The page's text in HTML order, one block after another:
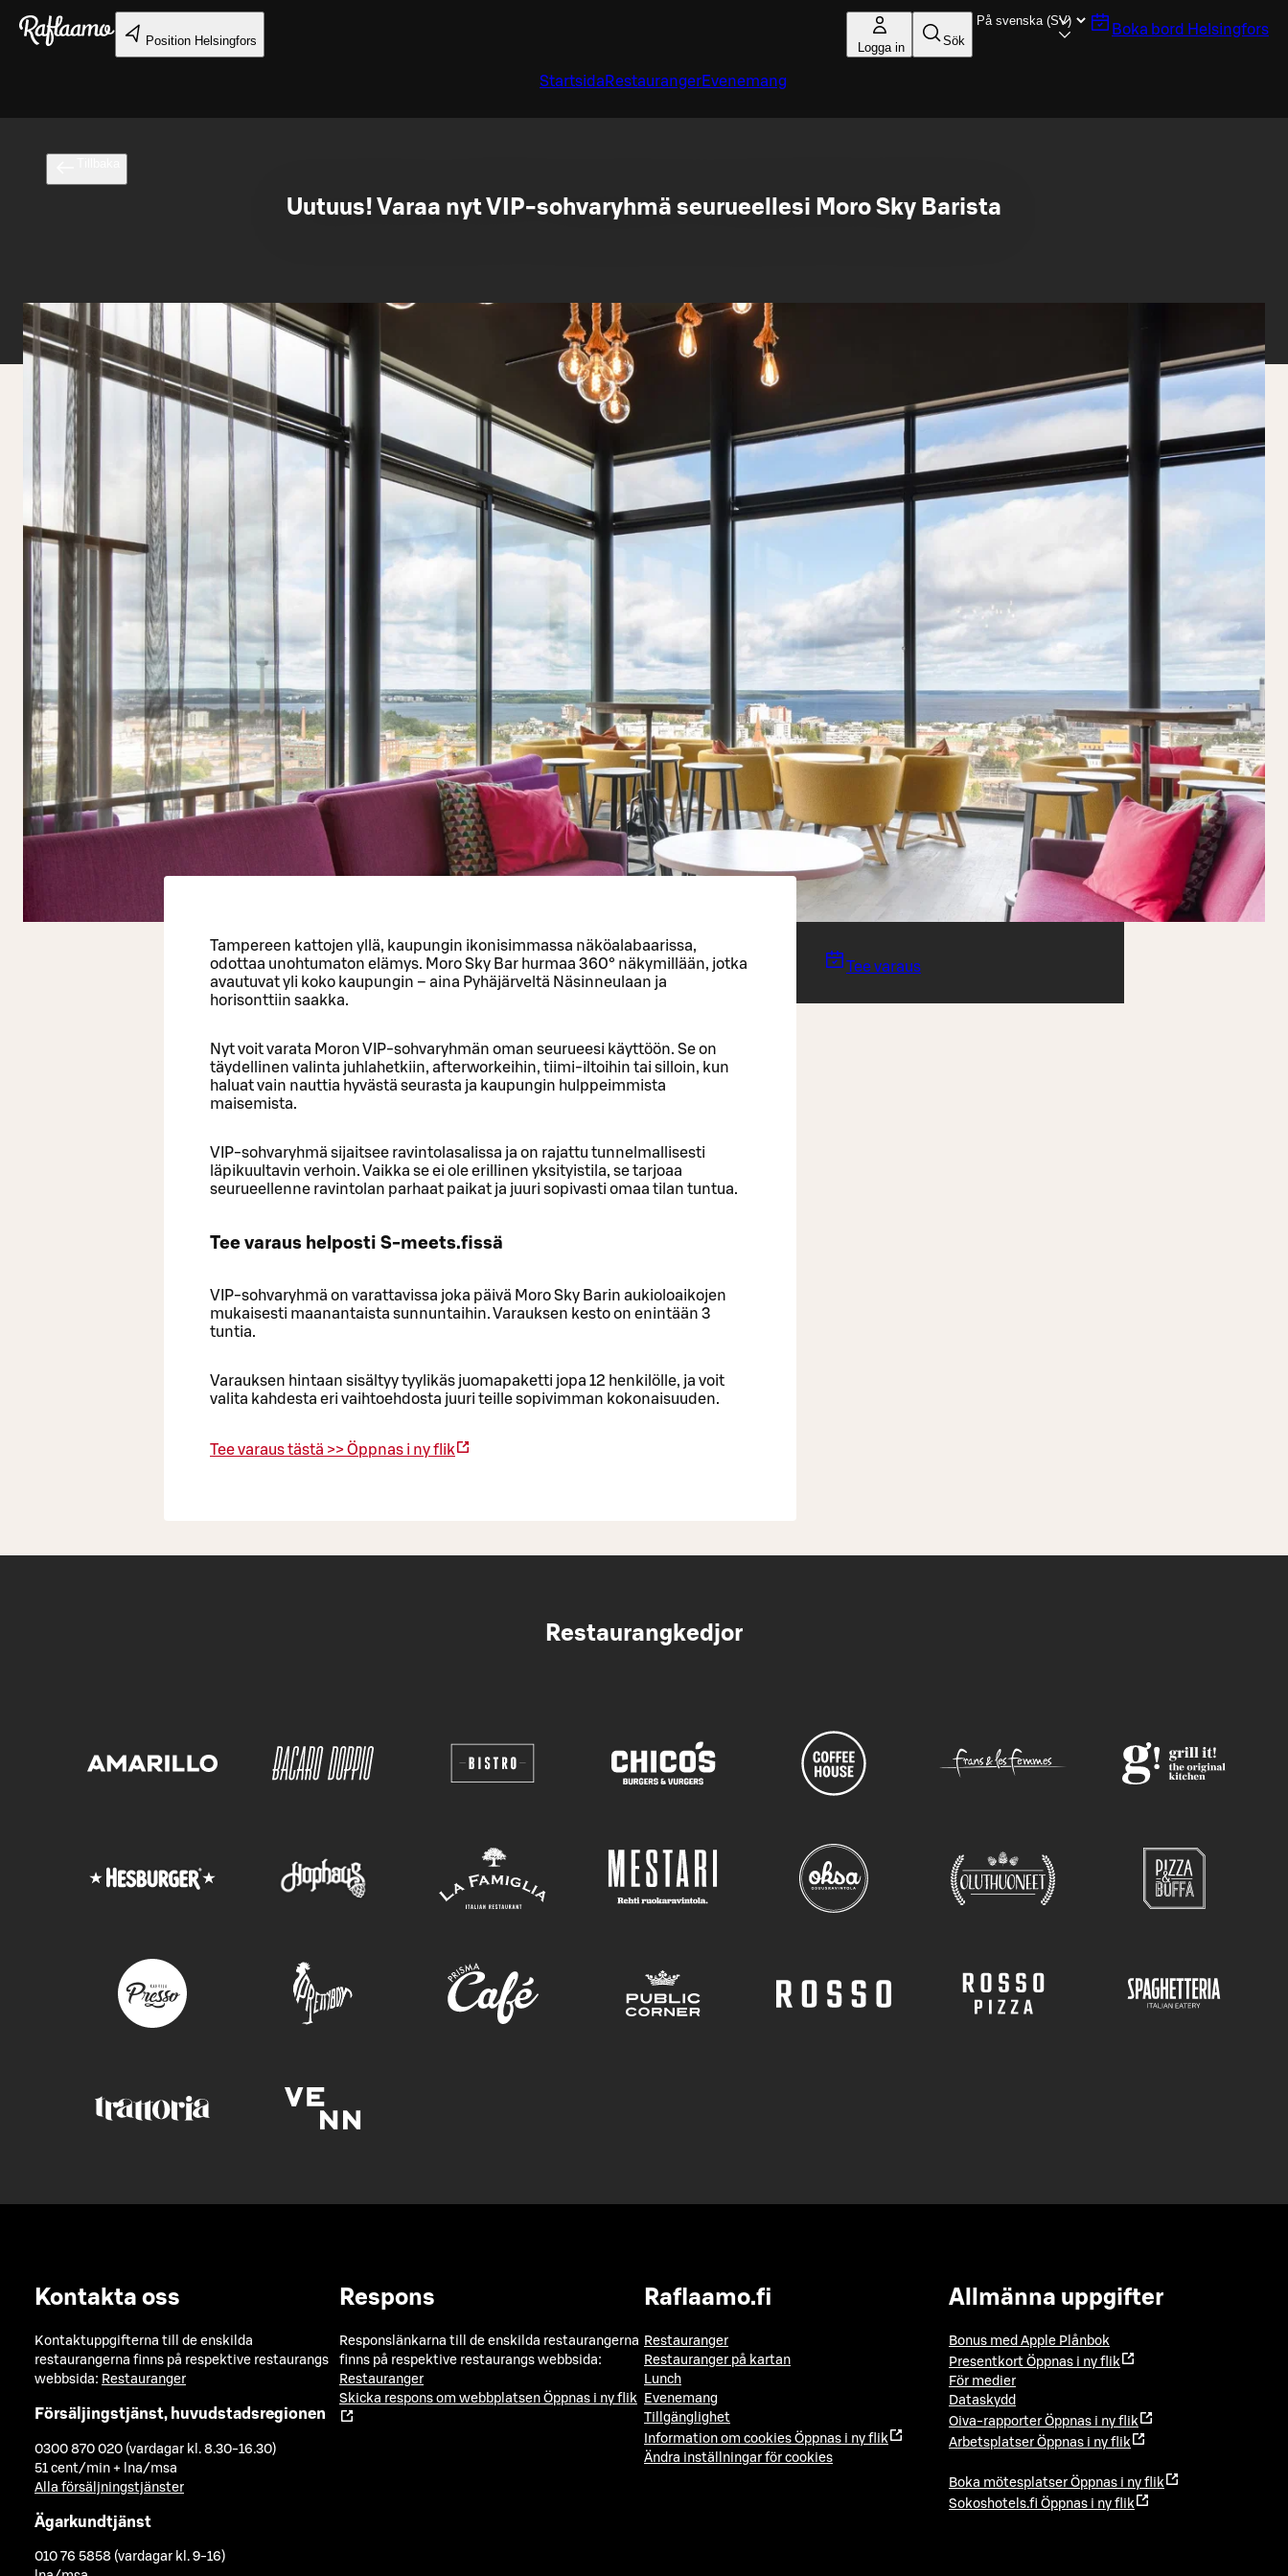
Gå till huvudinnehållet
Position Helsingfors Logga in Sök
Boka bord Helsingfors
Startsida RestaurangerEvenemang
Uutuus! Varaa nyt VIP‑sohvaryhmä seurueellesi Moro Sky Barista
Tampereen kattojen yllä, kaupungin ikonisimmassa näköalabaarissa,
odottaa unohtumaton elämys. Moro Sky Bar hurmaa 360° näkymillään, jotka
avautuvat yli koko kaupungin – aina Pyhäjärveltä Näsinneulaan ja
horisonttiin saakka.
Nyt voit varata Moron VIP‑sohvaryhmän oman seurueesi käyttöön. Se on
täydellinen valinta juhlahetkiin, afterworkeihin, tiimi-iltoihin tai silloin, kun
haluat vain nauttia hyvästä seurasta ja kaupungin hulppeimmista
maisemista.
VIP‑sohvaryhmä sijaitsee ravintolasalissa ja on rajattu tunnelmallisesti
läpikuultavin verhoin. Vaikka se ei ole erillinen yksityistila, se tarjoaa
seurueellenne ravintolan parhaat paikat ja juuri sopivasti omaa tilan tuntua.
Tee varaus helposti S-meets.fissä
VIP‑sohvaryhmä on varattavissa joka päivä Moro Sky Barin aukioloaikojen
mukaisesti maanantaista sunnuntaihin. Varauksen kesto on enintään 3
tuntia.
Varauksen hintaan sisältyy tyylikäs juomapaketti jopa 12 henkilölle, ja voit
valita kahdesta eri vaihtoehdosta juuri teille sopivimman kokonaisuuden.
Tee varaus tästä >>Öppnas i ny flik
Tee varaus
Restaurangkedjor
Kontakta oss
Kontaktuppgifterna till de enskilda
restaurangerna finns på respektive restaurangs
webbsida: Restauranger
Försäljingstjänst, huvudstadsregionen
0300 870 020 (vardagar kl. 8.30-16.30)
51 cent/min + lna/msa
Alla försäljningstjänster
Ägarkundtjänst
010 76 5858 (vardagar kl. 9-16)
Respons
Responslänkarna till de enskilda restaurangerna
finns på respektive restaurangs webbsida:
Restauranger
Skicka respons om webbplatsen Öppnas i ny flik
Raflaamo.fi
Restauranger
Restauranger på kartan
Lunch
Evenemang
Tillgänglighet
Information om cookies Öppnas i ny flik
Ändra inställningar för cookies
Allmänna uppgifter
Bonus med Apple Plånbok
Presentkort Öppnas i ny flik
För medier
Dataskydd
Oiva-rapporter Öppnas i ny flik
Arbetsplatser Öppnas i ny flik
Boka mötesplatser Öppnas i ny flik
Sokoshotels.fi Öppnas i ny flik